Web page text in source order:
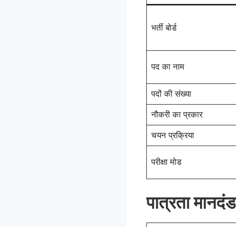
भर्ती बोर्ड
पद का नाम
पदों की संख्या
नौकरी का प्रकार
चयन प्रक्रिया
परीक्षा मोड
पात्रता मानदंड